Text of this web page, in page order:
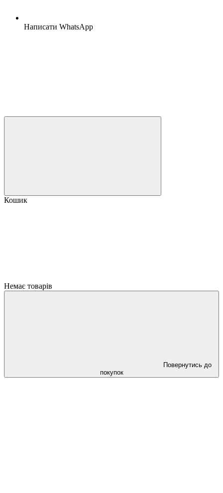
Написати WhatsApp
Кошик
Немає товарів
Повернутись до
покупок